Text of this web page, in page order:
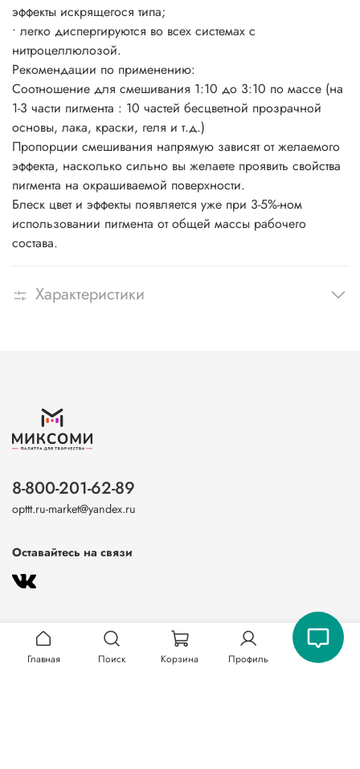
эффекты искрящегося типа;
• легко диспергируются во всех системах с
нитроцеллюлозой.
Рекомендации по применению:
Соотношение для смешивания 1:10 до 3:10 по массе (на
1-3 части пигмента : 10 частей бесцветной прозрачной
основы, лака, краски, геля и т.д.)
Пропорции смешивания напрямую зависят от желаемого
эффекта, насколько сильно вы желаете проявить свойства
пигмента на окрашиваемой поверхности.
Блеск цвет и эффекты появляется уже при 3-5%-ном
использовании пигмента от общей массы рабочего
состава.
Характеристики
8-800-201-62-89
opttt.ru-market@yandex.ru
Оставайтесь на связи
Главная Поиск Корзина Профиль